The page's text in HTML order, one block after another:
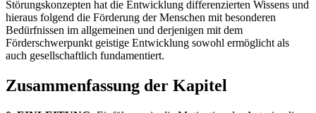
Störungskonzepten hat die Entwicklung differenzierten Wissens und
hieraus folgend die Förderung der Menschen mit besonderen
Bedürfnissen im allgemeinen und derjenigen mit dem
Förderschwerpunkt geistige Entwicklung sowohl ermöglicht als
auch gesellschaftlich fundamentiert.
Zusammenfassung der Kapitel